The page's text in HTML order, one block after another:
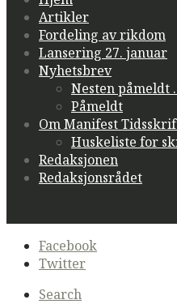
Artikler
Fordeling av rikdom
Lansering 27. januar
Nyhetsbrev
Nesten påmeldt
Påmeldt
Om Manifest
Huskeliste for
Redaksjonen
Redaksjonsrådet
Secondary
navigation
Facebook
Twitter
Search